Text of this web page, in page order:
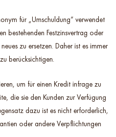
für „Umschuldung“ verwendet
bestehenden Festzinsvertrag oder
zu ersetzen. Daher ist es immer
berücksichtigen.
um für einen Kredit infrage zu
die sie den Kunden zur Verfügung
dazu ist es nicht erforderlich,
oder andere Verpflichtungen